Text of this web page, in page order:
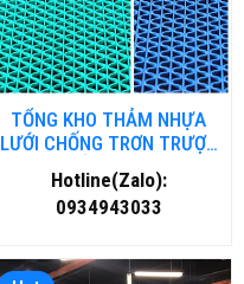
TỔNG KHO THẢM NHỰA
LƯỚI CHỐNG TRƠN TRƯỢT
TẠI HỒ CHÍ MINH
Hotline(Zalo):
0934943033